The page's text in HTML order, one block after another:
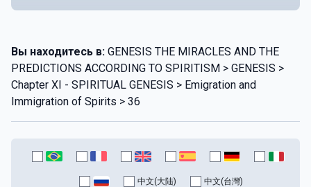
Вы находитесь в: GENESIS THE MIRACLES AND THE
PREDICTIONS ACCORDING TO SPIRITISM > GENESIS >
Chapter XI - SPIRITUAL GENESIS > Emigration and
Immigration of Spirits > 36
中文(大陆) 中文(台灣)